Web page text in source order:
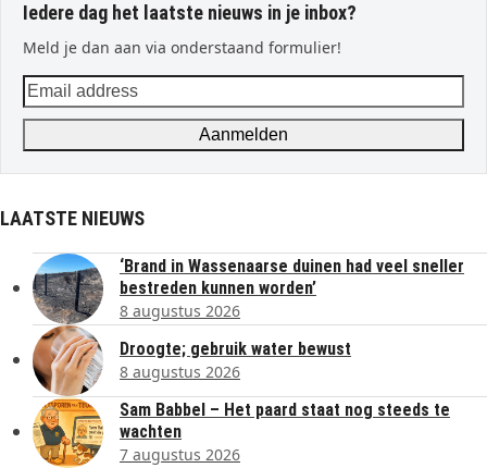
Iedere dag het laatste nieuws in je inbox?
Meld je dan aan via onderstaand formulier!
Email
address
Aanmelden
LAATSTE NIEUWS
‘Brand in Wassenaarse duinen had veel sneller
bestreden kunnen worden’
8 augustus 2026
Droogte; gebruik water bewust
8 augustus 2026
Sam Babbel – Het paard staat nog steeds te
wachten
7 augustus 2026